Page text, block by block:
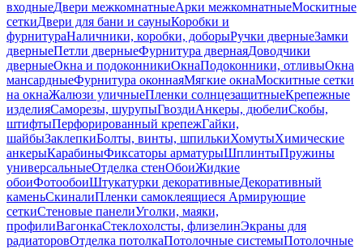
входныеДвери межкомнатныеАрки межкомнатныеМоскитные
сеткиДвери для бани и сауныКоробки и
фурнитураНаличники, коробки, доборыРучки дверныеЗамки
дверныеПетли дверныеФурнитура двернаяДоводчики
дверныеОкна и подоконникиОкнаПодоконники, отливыОкна
мансардныеФурнитура оконнаяМягкие окнаМоскитные сетки
на окнаЖалюзи уличныеПленки солнцезащитныеКрепежные
изделияСаморезы, шурупыГвоздиАнкеры, дюбелиСкобы,
штифтыПерфорированный крепежГайки,
шайбыЗаклепкиБолты, винты, шпилькиХомутыХимические
анкерыКарабиныФиксаторы арматурыШплинтыПружины
универсальныеОтделка стенОбоиЖидкие
обоиФотообоиШтукатурки декоративныеДекоративный
каменьСкиналиПленки самоклеящиеся Армирующие
сеткиСтеновые панелиУголки, маяки,
профилиВагонкаСтеклохолсты, флизелинЭкраны для
радиаторовОтделка потолкаПотолочные системыПотолочные